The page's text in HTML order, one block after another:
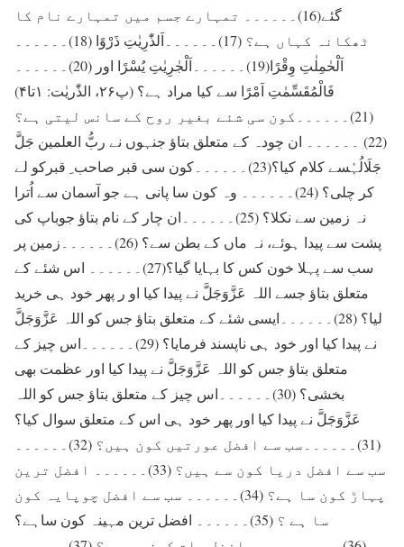
گئے(16)۔۔۔۔۔۔ تمہارے جسم میں تمہارے نام کا
ٹھکانہ کہاں ہے؟ (17)۔۔۔۔۔۔اَلذّٰرِیٰتِ ذَرْوًا (18)۔۔۔۔۔۔
اَلْحٰمِلٰتِ وِقْرًا(19)۔۔۔۔۔۔اَلْجٰرِیٰتِ یُسْرًا اور (20)۔۔۔۔۔۔
فَالْمُقَسِّمٰتِ اَمْرًا سے کیا مراد ہے؟ (پ۲۶، الذّٰریٰت: ۱تا۴)
(21)۔۔۔۔۔۔کون سی شئے بغیر روح کے سانس لیتی ہے؟
(22) ۔۔۔۔۔۔ ان چودہ کے متعلق بتاؤ جنہوں نے ربُّ العلمین جَلَّ
جَلَالُہٗسے کلام کیا؟(23)۔۔۔۔۔۔کون سی قبر صاحب ِ قبرکو لے
کر چلی؟ (24)۔۔۔۔۔۔ وہ کون سا پانی ہے جو آسمان سے اُترا
نہ زمین سے نکلا؟ (25)۔۔۔۔۔۔ان چار کے نام بتاؤ جوباپ کی
پشت سے پیدا ہوئے، نہ ماں کے بطن سے؟ (26)۔۔۔۔۔۔زمین پر
سب سے پہلا خون کس کا بہایا گیا؟(27)۔۔۔۔۔۔ اس شئے کے
متعلق بتاؤ جسے اللہ عَزَّوَجَلَّ نے پیدا کیا او ر پھر خود ہی خرید
لیا؟ (28)۔۔۔۔۔۔ایسی شئے کے متعلق بتاؤ جس کو اللہ عَزَّوَجَلَّ
نے پیدا کیا اور خود ہی ناپسند فرمایا؟ (29)۔۔۔۔۔۔اس چیز کے
متعلق بتاؤ جس کو اللہ عَزَّوَجَلَّ نے پیدا کیا اور عظمت بھی
بخشی؟ (30)۔۔۔۔۔۔اس چیز کے متعلق بتاؤ جس کو اللہ
عَزَّوَجَلَّ نے پیدا کیا اور پھر خود ہی اس کے متعلق سوال کیا؟
(31)۔۔۔۔۔۔سب سے افضل عورتیں کون ہیں؟ (32)۔۔۔۔۔۔
سب سے افضل دریا کون سے ہیں؟ (33)۔۔۔۔۔۔ افضل ترین
پہاڑ کون سا ہے؟ (34)۔۔۔۔۔۔ سب سے افضل چوپایہ کون
سا ہے ؟ (35)۔۔۔۔۔۔ افضل ترین مہینہ کون ساہے؟